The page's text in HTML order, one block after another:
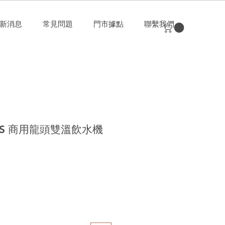
消息 常見問題 門市據點 聯繫我們
商用龍頭雙溫飲水機